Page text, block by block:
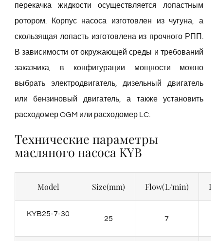
перекачка жидкости осуществляется лопастным
ротором. Корпус насоса изготовлен из чугуна, а
скользящая лопасть изготовлена из прочного РПП.
В зависимости от окружающей среды и требований
заказчика, в конфигурации мощности можно
выбрать электродвигатель, дизельный двигатель
или бензиновый двигатель, а также установить
расходомер OGM или расходомер LC.
Технические параметры
масляного насоса KYB
Model Size(mm) Flow(L/min)
KYB25-7-30
25 7